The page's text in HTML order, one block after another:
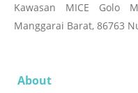
Kawasan MICE Golo
Manggarai Barat, 86763
About